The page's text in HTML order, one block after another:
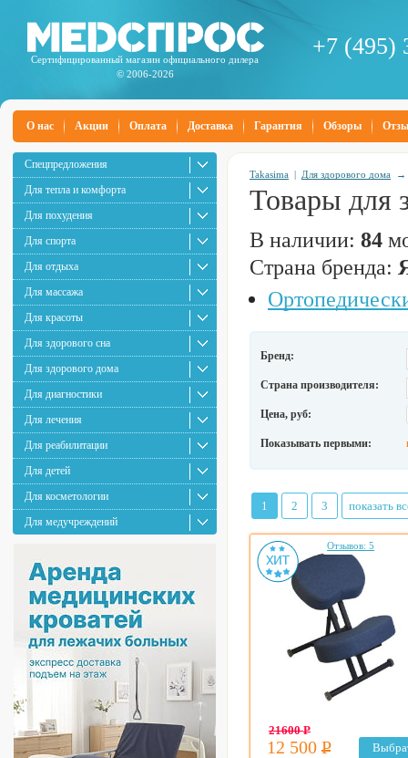
Сертифицированный магазин официального дилера
© 2006-2026
+7 (495)
О нас Акции Оплата Доставка Гарантия Обзоры
Спецпредложения
Для тепла и комфорта
Для похудения
Для спорта
Для отдыха
Для массажа
Для красоты
Для здорового сна
Для здорового дома
Для диагностики
Для лечения
Для реабилитации
Для детей
Для косметологии
Для медучреждений
Takasima | Для здорового дома
Товары для
В наличии: 84
Страна бренда:
Бренд:
Страна производителя:
Цена, руб:
Показывать первыми:
1 2 3 показать
Отзывов: 5
21600Р
12 500 Р